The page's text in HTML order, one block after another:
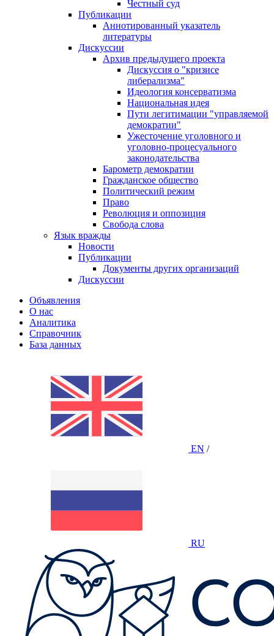
Честный суд
Публикации
Аннотированный указатель
литературы
Дискуссии
Архив предыдущего проекта
Дискуссия о "кризисе
либерализма"
Идеология консерватизма
Национальная идея
Пути легитимации "управляемой
демократии"
Ужесточение уголовного и
уголовно-процесуального
законодательства
Барометр демократии
Гражданское общество
Политический режим
Право
Революция и оппозиция
Свобода слова
Язык вражды
Новости
Публикации
Документы других организаций
Дискуссии
Объявления
О нас
Аналитика
Справочник
База данных
EN /
RU